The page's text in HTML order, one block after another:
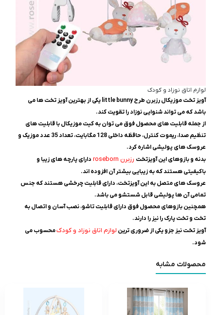
لوازم اتاق نوزاد و کودک
آویز تخت موزیکال رزبرن طرح little bunny یکی از بهترین آویز تخت ها می
باشد که می تواند شنوایی نوزاد را تقویت کند.
از جمله قابلیت های محصول فوق می توان به کیت موزیکال با قابلیت های
تنظیم صدا، ریموت کنترل، حاقظه داخلی 128 مگابایت، تعداد 35 عدد موزیک و
عروسک های پولیشی اشاره کرد.
بدنه و بازوهای این آویزتخت رزبرن roseborn
دارای پارچه های زیبا و
باکیفیتی هستند که به زیبایی بیشتر آن افزوده اند.
عروسک های متصل به این آویزتخت، دارای قابلیت چرخشی هستند که جنس
تمامی آن ها پولیشی قابل شستشو می باشد.
همچنین بازوهای محصول فوق دارای قابلیت تاشو، نصب آسان و اتصال به
تخت و تخت پارک را نیز را دارند.
آویز تخت نیز جزو یکی از ضروری ترین لوازم اتاق نوزاد و کودکمحسوب می
شود.
محصولات مشابه